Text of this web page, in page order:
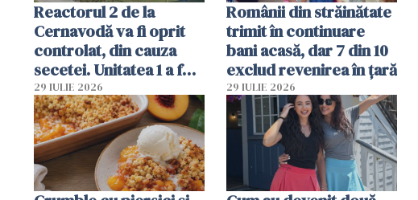
Reactorul 2 de la
Cernavodă va fi oprit
controlat, din cauza
secetei. Unitatea 1 a fost
deja oprită
29 IULIE 2026
Românii din străinătate
trimit în continuare
bani acasă, dar 7 din 10
exclud revenirea în țară
29 IULIE 2026